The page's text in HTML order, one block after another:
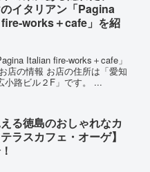
のイタリアン「Pagina
＋cafe」を紹
Italian fire‐works＋cafe」
店の情報 お店の住所は「愛知
小路ビル２F」です。 ...
る徳島のおしゃれなカ
ラスカフェ・オーゲ】